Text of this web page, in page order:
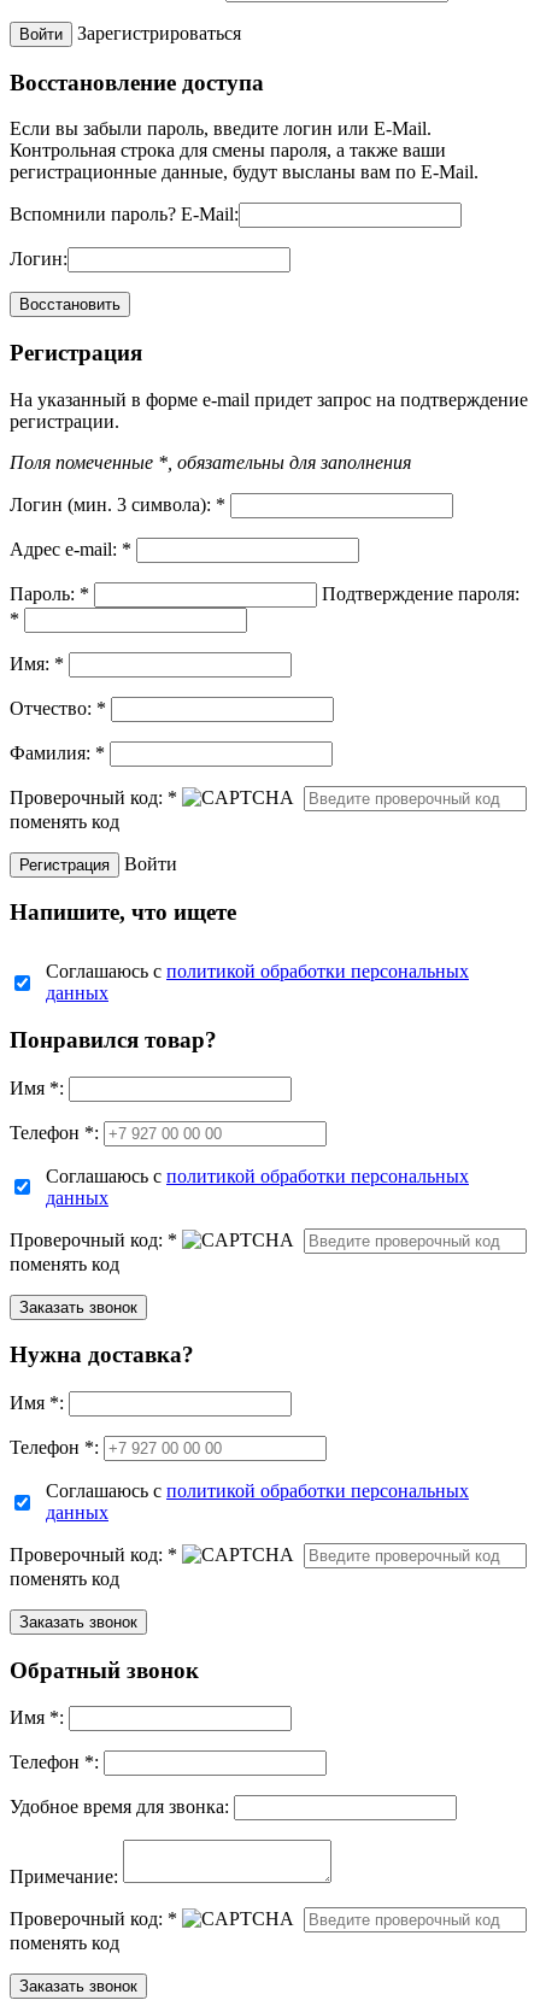
Зарегистрироваться
Восстановление доступа
Если вы забыли пароль, введите логин или E-Mail.
Контрольная строка для смены пароля, а также ваши
регистрационные данные, будут высланы вам по E-Mail.
Вспомнили пароль? E-Mail:
Логин:
Регистрация
На указанный в форме e-mail придет запрос на подтверждение
регистрации.
Поля помеченные *, обязательны для заполнения
Логин (мин. 3 символа): *
Адрес e-mail: *
Пароль: *
Подтверждение пароля:
*
Имя: *
Отчество: *
Фамилия: *
Проверочный код: *
поменять код
Войти
Напишите, что ищете
Соглашаюсь с политикой обработки персональных
данных
Понравился товар?
Имя *:
Телефон *:
Соглашаюсь с политикой обработки персональных
данных
Проверочный код: *
поменять код
Нужна доставка?
Имя *:
Телефон *:
Соглашаюсь с политикой обработки персональных
данных
Проверочный код: *
поменять код
Обратный звонок
Имя *:
Телефон *:
Удобное время для звонка:
Примечание:
Проверочный код: *
поменять код